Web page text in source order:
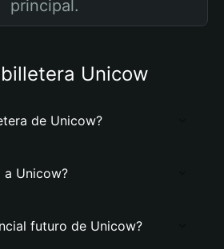
principal.
Unicow
de Unicow?
a Unicow?
futuro de Unicow?